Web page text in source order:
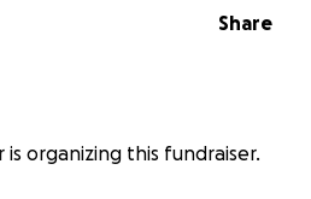
Share
is organizing this fundraiser.